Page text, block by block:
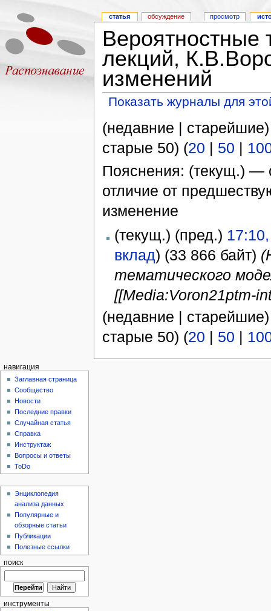
Вероятностные
лекций,
изменений
Показать журналы для
(недавние |
старые 50) (20 | 50 |
Пояснения: (текущ.) —
отличие от
изменение
(текущ.) (пред.)
вклад) (33 866 байт)
тематического
[[Media:Voron21ptm-
(недавние |
старые 50) (20 | 50 |
статья обсуждение просмотр
навигация
Заглавная страница
Сообщество
Новости
Последние правки
Случайная статья
Справка
Инструктаж
Вопросы и ответы
ToDo
Энциклопедия
анализа данных
Популярные и
обзорные статьи
Публикации
Полезные ссылки
поиск
инструменты